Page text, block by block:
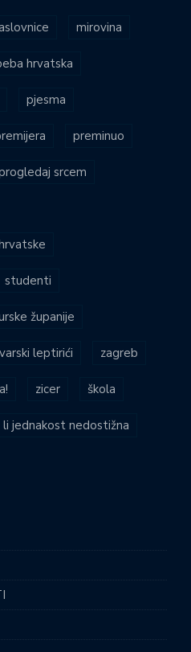
mirovina
hrvatska
pjesma
preminuo
srcem
studenti
županije
leptirići zagreb
zicer škola
jednakost nedostižna